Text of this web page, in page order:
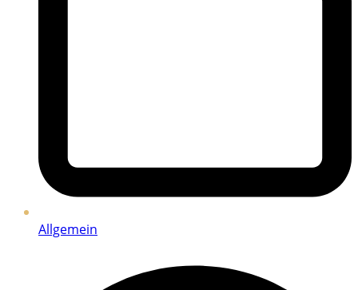
Allgemein